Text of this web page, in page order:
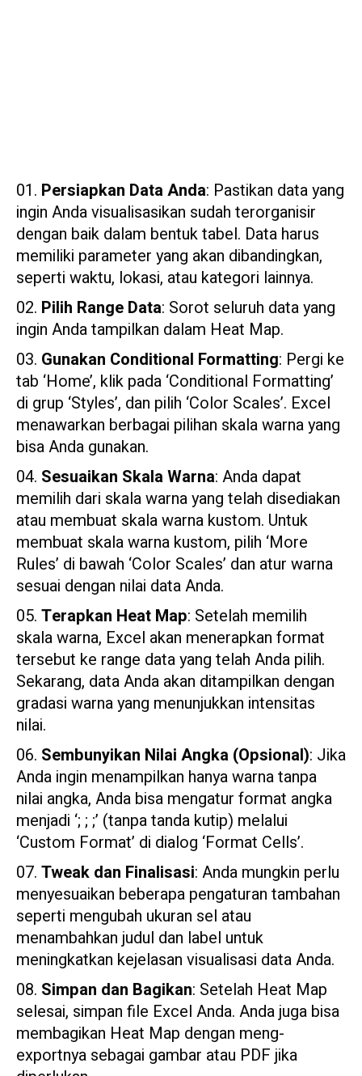
Persiapkan Data Anda: Pastikan data yang
ingin Anda visualisasikan sudah terorganisir
dengan baik dalam bentuk tabel. Data harus
memiliki parameter yang akan dibandingkan,
seperti waktu, lokasi, atau kategori lainnya.
Pilih Range Data: Sorot seluruh data yang
ingin Anda tampilkan dalam Heat Map.
Gunakan Conditional Formatting: Pergi ke
tab ‘Home’, klik pada ‘Conditional Formatting’
di grup ‘Styles’, dan pilih ‘Color Scales’. Excel
menawarkan berbagai pilihan skala warna yang
bisa Anda gunakan.
Sesuaikan Skala Warna: Anda dapat
memilih dari skala warna yang telah disediakan
atau membuat skala warna kustom. Untuk
membuat skala warna kustom, pilih ‘More
Rules’ di bawah ‘Color Scales’ dan atur warna
sesuai dengan nilai data Anda.
Terapkan Heat Map: Setelah memilih
skala warna, Excel akan menerapkan format
tersebut ke range data yang telah Anda pilih.
Sekarang, data Anda akan ditampilkan dengan
gradasi warna yang menunjukkan intensitas
nilai.
Sembunyikan Nilai Angka (Opsional): Jika
Anda ingin menampilkan hanya warna tanpa
nilai angka, Anda bisa mengatur format angka
menjadi ‘; ; ;’ (tanpa tanda kutip) melalui
‘Custom Format’ di dialog ‘Format Cells’.
Tweak dan Finalisasi: Anda mungkin perlu
menyesuaikan beberapa pengaturan tambahan
seperti mengubah ukuran sel atau
menambahkan judul dan label untuk
meningkatkan kejelasan visualisasi data Anda.
Simpan dan Bagikan: Setelah Heat Map
selesai, simpan file Excel Anda. Anda juga bisa
membagikan Heat Map dengan meng-
exportnya sebagai gambar atau PDF jika